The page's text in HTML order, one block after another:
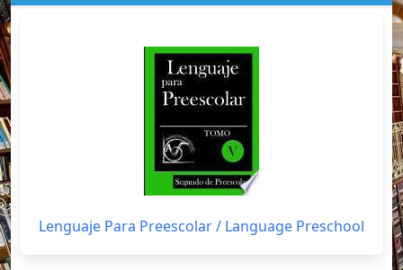
Lenguaje Para Preescolar / Language Preschool